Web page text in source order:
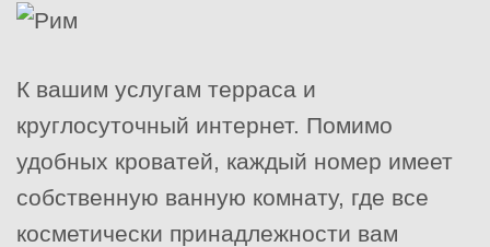
К вашим услугам терраса и
круглосуточный интернет. Помимо
удобных кроватей, каждый номер имеет
собственную ванную комнату, где все
косметически принадлежности вам